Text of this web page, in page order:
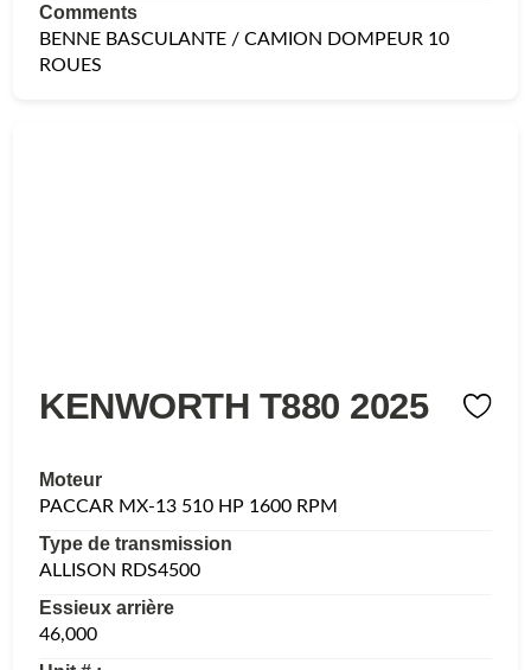
Comments
BENNE BASCULANTE / CAMION DOMPEUR 10
ROUES
KENWORTH T880 2025
Moteur
PACCAR MX-13 510 HP 1600 RPM
Type de transmission
ALLISON RDS4500
Essieux arrière
46,000